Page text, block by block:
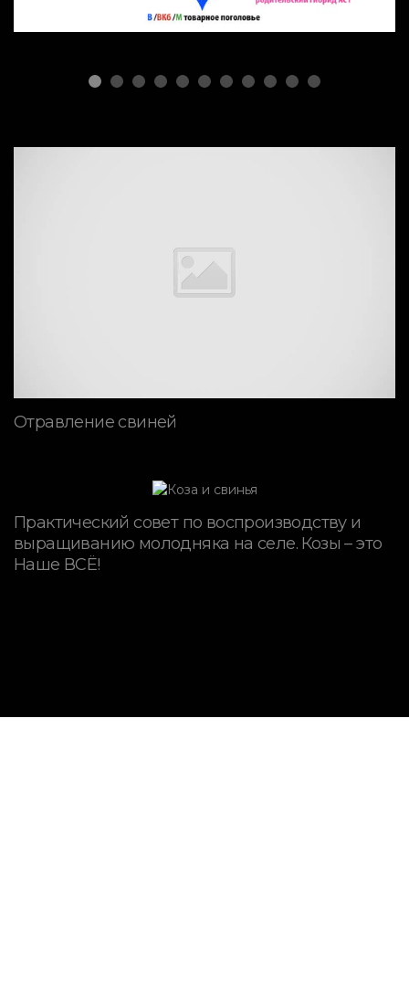
Отравление свиней
Практический совет по воспроизводству и
выращиванию молодняка на селе. Козы – это
Наше ВСЁ!